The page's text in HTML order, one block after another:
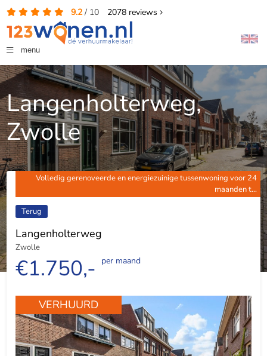
9.2/ 10 2078reviews
menu
Langenholterweg,
Zwolle
Volledig gerenoveerde en energiezuinige tussenwoning voor 24
maanden t...
Terug
Langenholterweg
Zwolle
€1.750,- per maand
VERHUURD